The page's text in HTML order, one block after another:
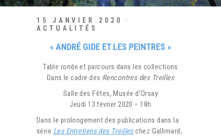
15 JANVIER 2020
ACTUALITÉS
« ANDRÉ GIDE ET LES PEINTRES »
Table ronde et parcours dans les collections
Dans le cadre des Rencontres des Treilles
Salle des Fêtes, Musée d’Orsay
Jeudi 13 février 2020 – 18h
Dans le prolongement des publications dans la
série Les Entretiens des Treilleschez Gallimard,